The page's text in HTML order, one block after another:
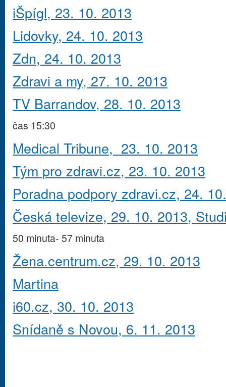
iŠpígl, 23. 10. 2013
Lidovky, 24. 10. 2013
Zdn, 24. 10. 2013
Zdravi a my, 27. 10. 2013
TV Barrandov, 28. 10. 2013
čas 15:30
Medical Tribune, 23. 10. 2013
Tým pro zdravi.cz, 23. 10. 2013
Poradna podpory zdravi.cz, 24.
Česká televize, 29. 10. 2013,
50 minuta- 57 minuta
Žena.centrum.cz, 29. 10. 2013
Martina
i60.cz, 30. 10. 2013
Snídaně s Novou, 6. 11. 2013